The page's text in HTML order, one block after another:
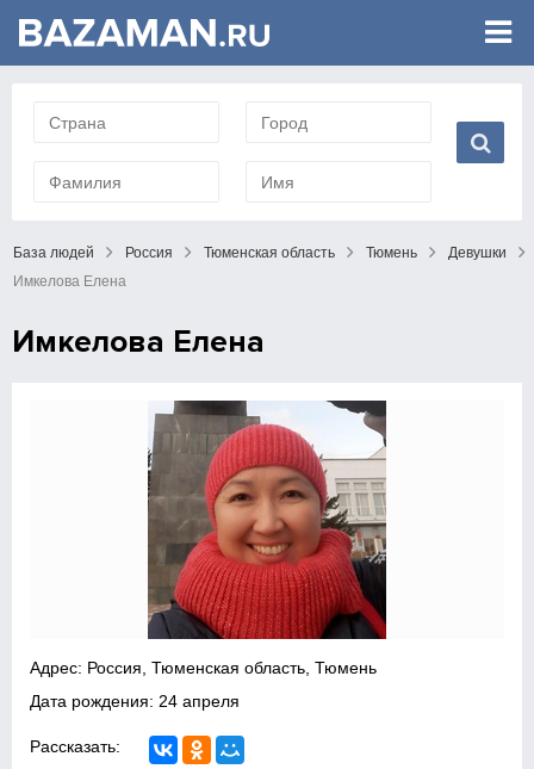
База людей Россия Тюменская область Тюмень
Девушки
Имкелова Елена
Имкелова Елена
Адрес: Россия, Тюменская область, Тюмень
Дата рождения: 24 апреля
Рассказать: